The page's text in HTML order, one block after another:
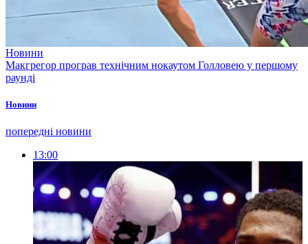
Новини
Макгрегор програв технічним нокаутом Голловею у першому
раунді
Новини
попередні новини
13:00